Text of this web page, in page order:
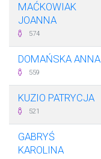
MAĆKOWIAK
JOANNA
574
DOMAŃSKA ANNA
559
KUZIO PATRYCJA
521
GABRYŚ
KAROLINA